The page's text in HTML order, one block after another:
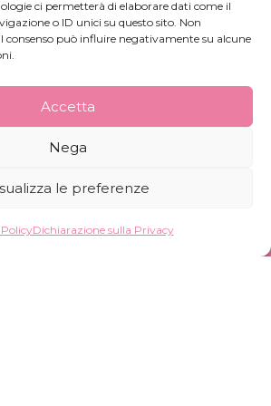
ci permetterà di elaborare dati come il
o ID unici su questo sito. Non
consenso può influire negativamente su alcune
Accetta
Nega
le preferenze
Dichiarazione sulla Privacy
–Credits
Newsletter